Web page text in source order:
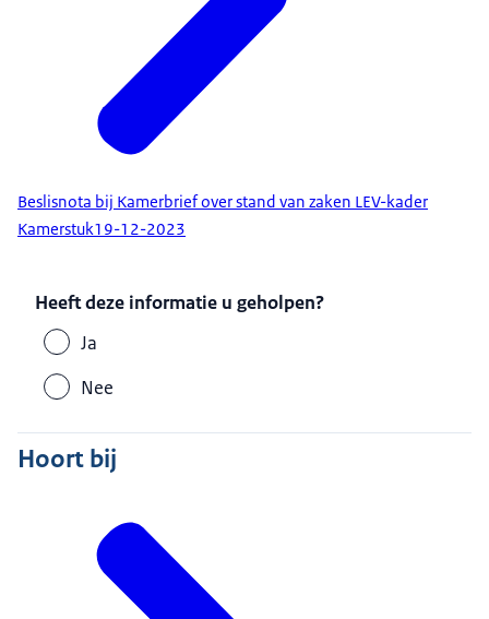
Beslisnota bij Kamerbrief over stand van zaken LEV-kader
Kamerstuk19-12-2023
Heeft deze informatie u geholpen?
Ja
Nee
Hoort bij